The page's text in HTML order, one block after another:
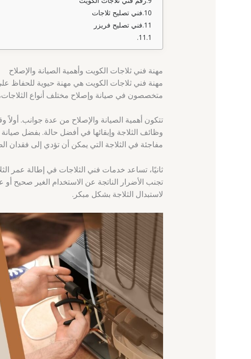
فني تصليح ثلاجات
فني تصليح فريزر
مهنة فني ثلاجات الكويت وأهمية الصيانة والإصلاح
مهنة فني ثلاجات الكويت هي مهنة حيوية للحفاظ على
متخصصون في صيانة وإصلاح مختلف أنواع الثلاجات،
تتكون أهمية الصيانة والإصلاح من عدة جوانب.
وظائف الثلاجة وإبقائها في أفضل حالة. بفضل
مفاجئة في الثلاجة التي يمكن أن تؤدي إلى فقدان
ثانيًا، تساعد خدمات فني الثلاجات في إطالة عمر
تجنب الأضرار الناتجة عن الاستخدام الغير صحيح أو
لاستبدال الثلاجة بشكل مبكر.